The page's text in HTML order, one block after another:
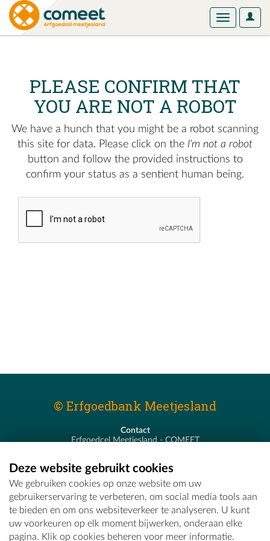
User
Toggle
PLEASE CONFIRM THAT
YOU ARE NOT A ROBOT
We have a hunch that you might be a robot scanning
this site for data. Please click on the I'm not a robot
button and follow the provided instructions to
confirm your status as a sentient human being.
© Erfgoedbank Meetjesland
Contact
Erfgoedcel Meetjesland - COMEET
T - 09 373 75 96
E -erfgoedcel@comeet.be
Deze website gebruikt cookies
We gebruiken cookies op onze website om uw
gebruikerservaring te verbeteren, om social media tools aan
te bieden en om ons websiteverkeer te analyseren. U kunt
uw voorkeuren op elk moment bijwerken, onderaan elke
pagina. Klik op cookies beheren voor meer informatie.